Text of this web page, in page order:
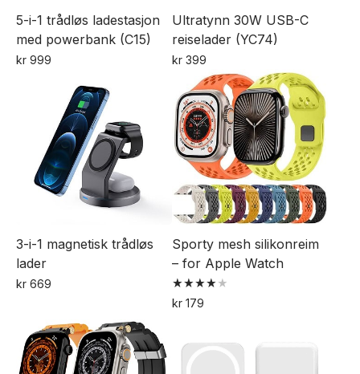
5-i-1 trådløs ladestasjon
med powerbank (C15)
kr 999
Ultratynn 30W USB-C
reiselader (YC74)
kr 399
3-i-1 magnetisk trådløs
lader
kr 669
Sporty mesh silikonreim
– for Apple Watch
Vurdert
4.00
kr 179
produktet
har